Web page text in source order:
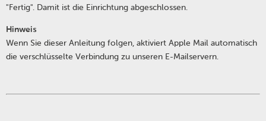
"Fertig". Damit ist die Einrichtung abgeschlossen.
Hinweis
Wenn Sie dieser Anleitung folgen, aktiviert Apple Mail automatisch
die verschlüsselte Verbindung zu unseren E-Mailservern.